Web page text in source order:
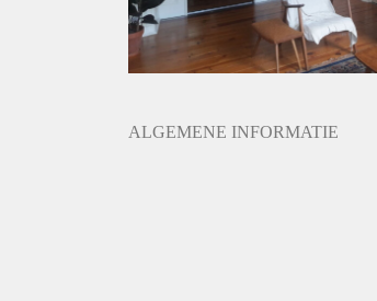
ALGEMENE INFORMATIE